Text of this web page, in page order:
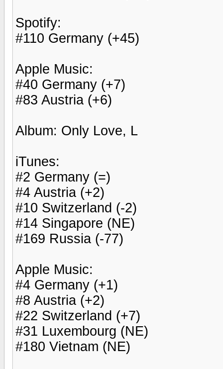
Spotify:
#110 Germany (+45)
Apple Music:
#40 Germany (+7)
#83 Austria (+6)
Album: Only Love, L
iTunes:
#2 Germany (=)
#4 Austria (+2)
#10 Switzerland (-2)
#14 Singapore (NE)
#169 Russia (-77)
Apple Music:
#4 Germany (+1)
#8 Austria (+2)
#22 Switzerland (+7)
#31 Luxembourg (NE)
#180 Vietnam (NE)